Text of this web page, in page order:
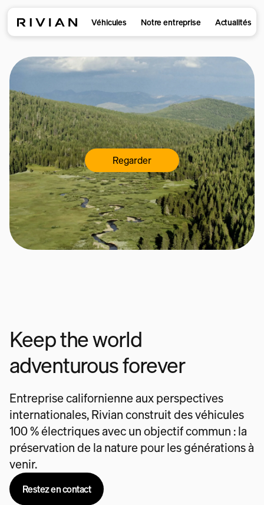
Véhicules Notre entreprise Actualités
Regarder
Keep the world
adventurous forever
Entreprise californienne aux perspectives
internationales, Rivian construit des véhicules
100 % électriques avec un objectif commun : la
préservation de la nature pour les générations à
venir.
Restez en contact